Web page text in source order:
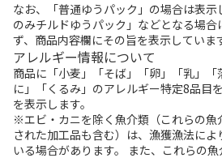
なお、「普通ゆうパック」の場合は表
のみチルドゆうパック」などとなる場
ず、商品内容欄にその旨を表示していま
アレルギー情報について
商品に「小麦」「そば」「卵」「乳」
に」「くるみ」のアレルギー特定8品目
を表示します。
※エビ・カニを除く魚介類（これらの魚
された加工品も含む）は、漁獲漁法によ
いる場合があります。 また、これらの